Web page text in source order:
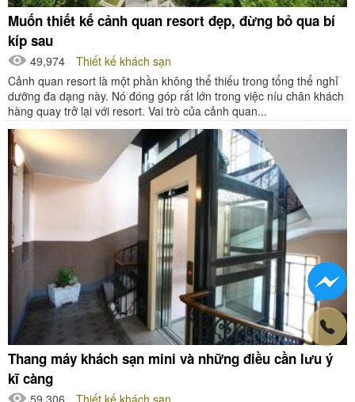
Muốn thiết kế cảnh quan resort đẹp, đừng bỏ qua bí
kíp sau
49,974
Thiết kế khách sạn
Cảnh quan resort là một phần không thể thiếu trong tổng thể nghỉ
dưỡng đa dạng này. Nó đóng góp rất lớn trong việc níu chân khách
hàng quay trở lại với resort. Vai trò của cảnh quan...
Thang máy khách sạn mini và những điều cần lưu ý
kĩ càng
59,306 Thiết kế khách sạn